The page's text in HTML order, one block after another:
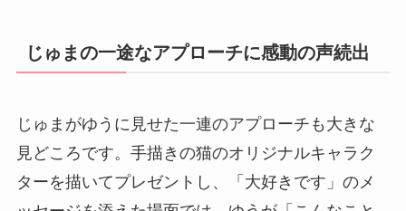
じゅまの一途なアプローチに感動の声続出
じゅまがゆうに見せた一連のアプローチも大きな
見どころです。手描きの猫のオリジナルキャラク
ターを描いてプレゼントし、「大好きです」のメ